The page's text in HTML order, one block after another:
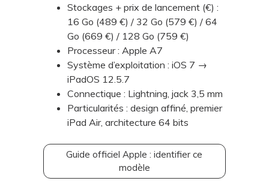
Stockages + prix de lancement (€) :
16 Go (489 €) / 32 Go (579 €) / 64
Go (669 €) / 128 Go (759 €)
Processeur : Apple A7
Système d’exploitation : iOS 7 →
iPadOS 12.5.7
Connectique : Lightning, jack 3,5 mm
Particularités : design affiné, premier
iPad Air, architecture 64 bits
Guide officiel Apple : identifier ce
modèle